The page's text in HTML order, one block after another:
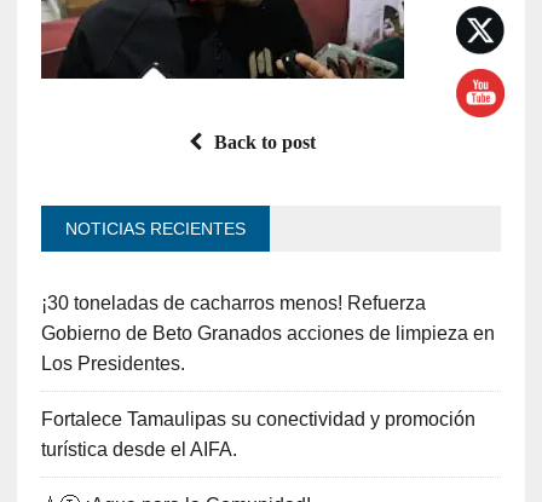
Back to post
NOTICIAS RECIENTES
¡30 toneladas de cacharros menos! Refuerza
Gobierno de Beto Granados acciones de limpieza en
Los Presidentes.
Fortalece Tamaulipas su conectividad y promoción
turística desde el AIFA.